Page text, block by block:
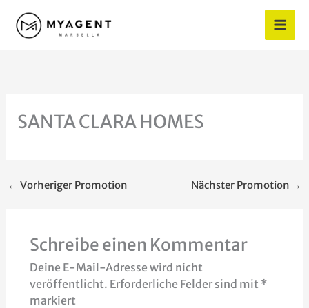
Inhalt
springen
SANTA CLARA HOMES
← Vorheriger Promotion Nächster Promotion →
Schreibe einen Kommentar
Deine E-Mail-Adresse wird nicht
veröffentlicht. Erforderliche Felder sind mit *
markiert